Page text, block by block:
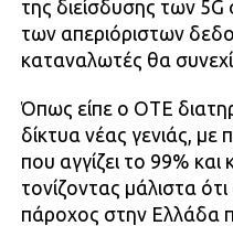
της διείσδυσης των
των απεριόριστων
καταναλωτές θα
Όπως είπε ο ΟΤΕ
δίκτυα νέας γενιάς,
που αγγίζει το 99%
τονίζοντας μάλιστα
πάροχος στην Ελλάδα